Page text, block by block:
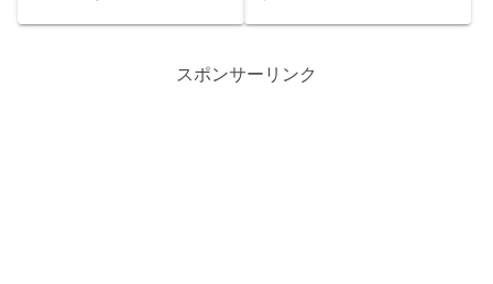
m(__)m前回2話のあらすじ記
テ 3話 あらすじ休日の朝。
真空（高畑充希)は具合が良く
別記事になります。出演：高
安達祐実 眞島秀和 光石
研 西田尚美 泉谷しげる
スポンサーリンク